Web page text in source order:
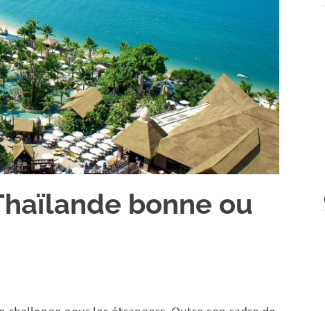
bonne ou